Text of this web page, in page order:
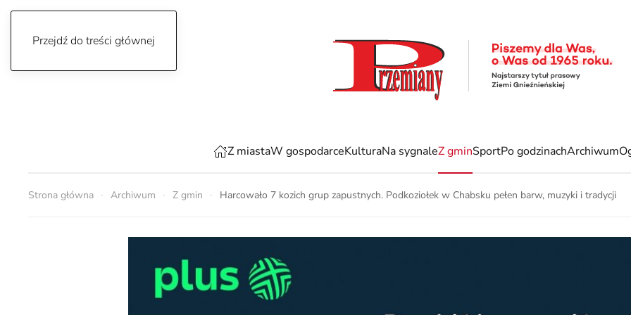
Przejdź do treści głównej
Z miastaW gospodarceKulturaNa sygnaleZ gminSportPo godzinachArchiwum
Strona główna Archiwum Z gmin Harcowało 7 kozich grup zapustnych. Podkoziołek w Chabsku pełen barw, muzyki i tradycji